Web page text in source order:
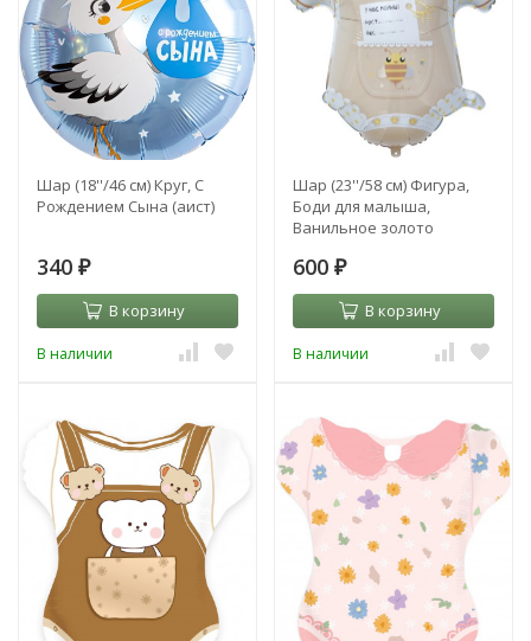
Шар (18''/46 см) Круг, С
Рождением Сына (аист)
340 ₽
В корзину
В наличии
Шар (23''/58 см) Фигура,
Боди для малыша,
Ванильное золото
600 ₽
В корзину
В наличии